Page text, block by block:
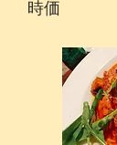
時価